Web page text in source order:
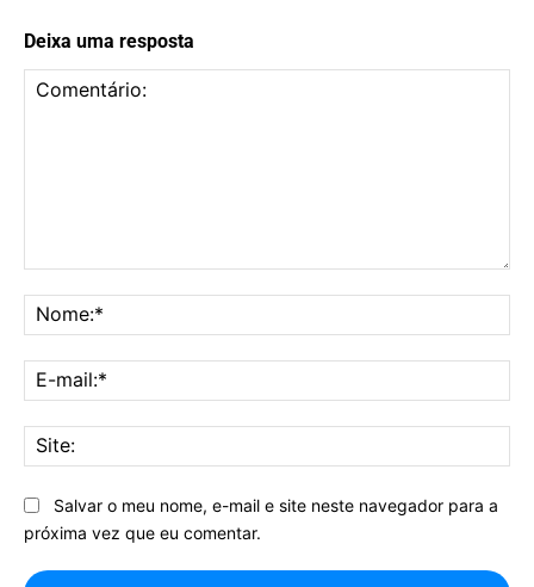
Deixa uma resposta
Salvar o meu nome, e-mail e site neste navegador para a
próxima vez que eu comentar.